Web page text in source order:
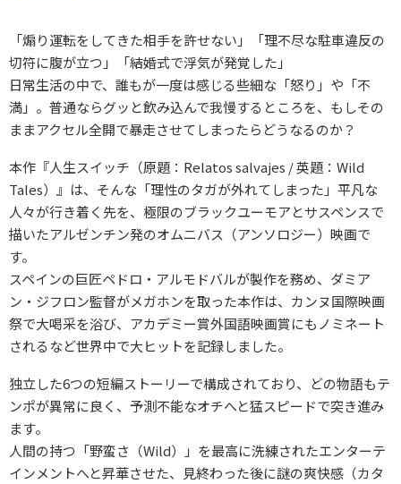
「煽り運転をしてきた相手を許せない」「理不尽な駐車違反の
切符に腹が立つ」「結婚式で浮気が発覚した」
日常生活の中で、誰もが一度は感じる些細な「怒り」や「不
満」。普通ならグッと飲み込んで我慢するところを、もしその
ままアクセル全開で暴走させてしまったらどうなるのか？
本作『人生スイッチ（原題：Relatos salvajes / 英題：Wild
Tales）』は、そんな「理性のタガが外れてしまった」平凡な
人々が行き着く先を、極限のブラックユーモアとサスペンスで
描いたアルゼンチン発のオムニバス（アンソロジー）映画で
す。
スペインの巨匠ペドロ・アルモドバルが製作を務め、ダミア
ン・ジフロン監督がメガホンを取った本作は、カンヌ国際映画
祭で大喝采を浴び、アカデミー賞外国語映画賞にもノミネート
されるなど世界中で大ヒットを記録しました。
独立した6つの短編ストーリーで構成されており、どの物語もテ
ンポが異常に良く、予測不能なオチへと猛スピードで突き進み
ます。
人間の持つ「野蛮さ（Wild）」を最高に洗練されたエンターテ
インメントへと昇華させた、見終わった後に謎の爽快感（カタ